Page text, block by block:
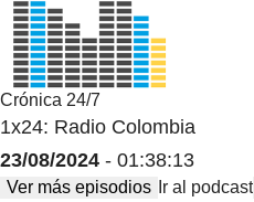
Crónica 24/7
1x24: Radio Colombia
23/08/2024 - 01:38:13
Ver más episodios Ir al podcast